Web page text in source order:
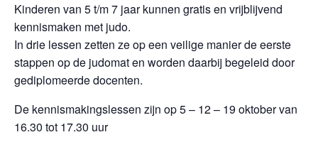
Kinderen van 5 t/m 7 jaar kunnen gratis en vrijblijvend
kennismaken met judo.
In drie lessen zetten ze op een veilige manier de eerste
stappen op de judomat en worden daarbij begeleid door
gediplomeerde docenten.
De kennismakingslessen zijn op 5 – 12 – 19 oktober van
16.30 tot 17.30 uur